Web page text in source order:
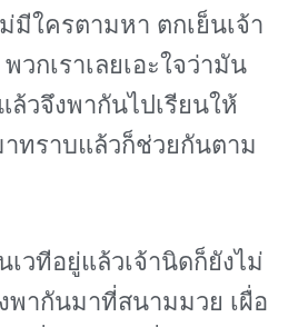
มีใครตามหา ตกเย็นเจ้า
วกเราเลยเอะใจว่ามัน
ล้วจึงพากันไปเรียนให้
ทราบแล้วก็ช่วยกันตาม
เวทีอยู่แล้วเจ้านิดก็ยังไม่
พากันมาที่สนามมวย เผื่อ